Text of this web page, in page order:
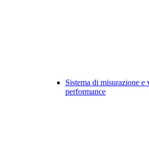
Sistema di misurazione e
performance